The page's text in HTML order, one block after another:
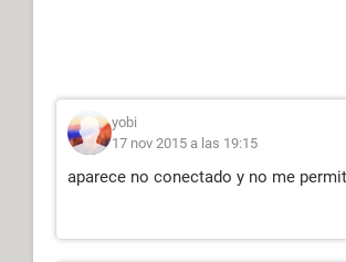
yobi
17 nov 2015 a las 19:15
aparece no conectado y no me